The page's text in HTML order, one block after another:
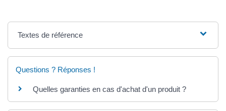
Textes de référence
Questions ? Réponses !
Quelles garanties en cas d'achat d'un produit ?